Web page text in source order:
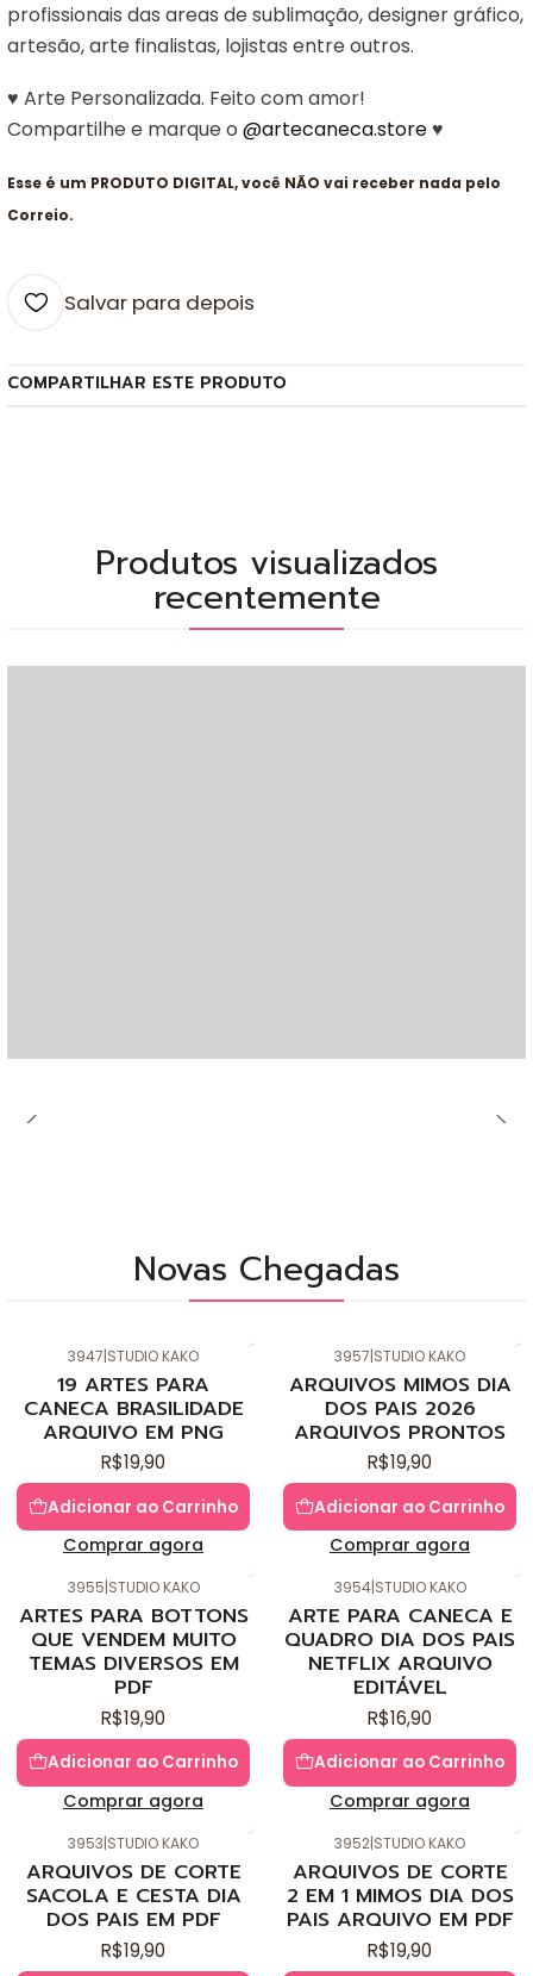
profissionais das areas de sublimação, designer gráfico,
artesão, arte finalistas, lojistas entre outros.
♥ Arte Personalizada. Feito com amor!
Compartilhe e marque o @artecaneca.store♥
Esse é um PRODUTO DIGITAL, você NÃO vai receber nada pelo
Correio.
Salvar para depois
COMPARTILHAR ESTE PRODUTO
Produtos visualizados
recentemente
Novas Chegadas
3947|STUDIO KAKO
19 ARTES PARA
CANECA BRASILIDADE
ARQUIVO EM PNG
R$19,90
Adicionar ao Carrinho
Comprar agora
3957|STUDIO KAKO
ARQUIVOS MIMOS DIA
DOS PAIS 2026
ARQUIVOS PRONTOS
R$19,90
Adicionar ao Carrinho
Comprar agora
3955|STUDIO KAKO
ARTES PARA BOTTONS
QUE VENDEM MUITO
TEMAS DIVERSOS EM
PDF
R$19,90
Adicionar ao Carrinho
Comprar agora
3954|STUDIO KAKO
ARTE PARA CANECA E
QUADRO DIA DOS PAIS
NETFLIX ARQUIVO
EDITÁVEL
R$16,90
Adicionar ao Carrinho
Comprar agora
3953|STUDIO KAKO
ARQUIVOS DE CORTE
SACOLA E CESTA DIA
DOS PAIS EM PDF
R$19,90
3952|STUDIO KAKO
ARQUIVOS DE CORTE
2 EM 1 MIMOS DIA DOS
PAIS ARQUIVO EM PDF
R$19,90